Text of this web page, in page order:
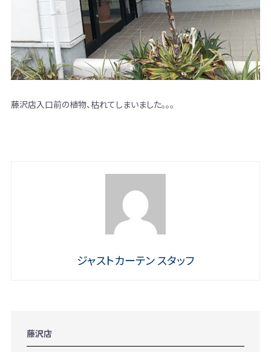
藤沢店入口前の植物、枯れてしまいました。。。
ジャストカーテン スタッフ
藤沢店